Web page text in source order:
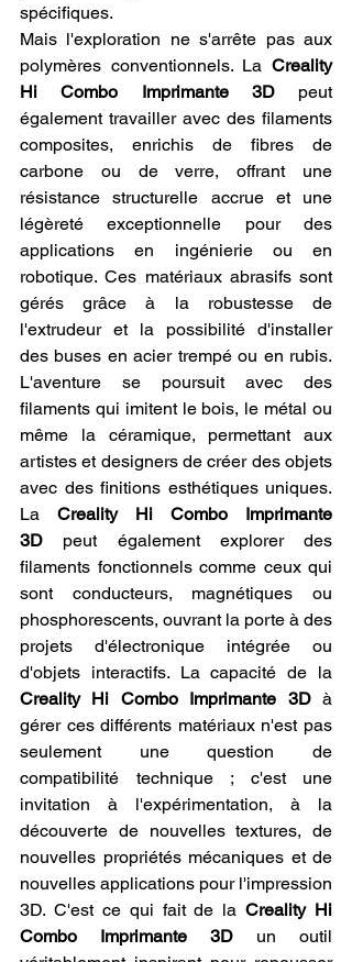
spécifiques.
Mais l'exploration ne s'arrête pas aux
polymères conventionnels. La Creality
Hi Combo Imprimante 3D peut
également travailler avec des filaments
composites, enrichis de fibres de
carbone ou de verre, offrant une
résistance structurelle accrue et une
légèreté exceptionnelle pour des
applications en ingénierie ou en
robotique. Ces matériaux abrasifs sont
gérés grâce à la robustesse de
l'extrudeur et la possibilité d'installer
des buses en acier trempé ou en rubis.
L'aventure se poursuit avec des
filaments qui imitent le bois, le métal ou
même la céramique, permettant aux
artistes et designers de créer des objets
avec des finitions esthétiques uniques.
La Creality Hi Combo Imprimante
3D peut également explorer des
filaments fonctionnels comme ceux qui
sont conducteurs, magnétiques ou
phosphorescents, ouvrant la porte à des
projets d'électronique intégrée ou
Creality Hi Combo Imprimante 3D à
gérer ces différents matériaux n'est pas
seulement une question de
compatibilité technique ; c'est une
invitation à l'expérimentation, à la
découverte de nouvelles textures, de
nouvelles propriétés mécaniques et de
nouvelles applications pour l'impression
3D. C'est ce qui fait de la Creality Hi
Combo Imprimante 3D un outil